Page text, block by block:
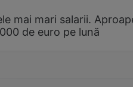
mai mari salarii.
de euro pe lună